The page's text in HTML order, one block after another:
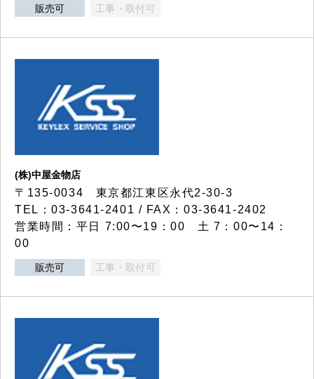
販売可 工事・取付可
(株)中屋金物店
〒135-0034 東京都江東区永代2-30-3
TEL：03-3641-2401 / FAX：03-3641-2402
営業時間：平日 7:00〜19：00 土 7：00〜14：
00
販売可 工事・取付可